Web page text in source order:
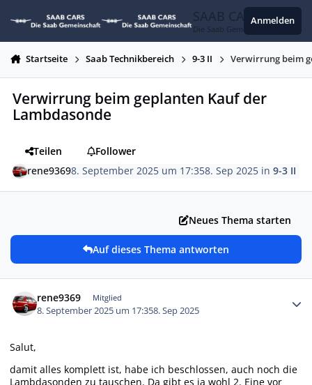
SAAB CARS
Die Saab Gemeinschaft
Anmelden
Startseite Saab Technikbereich 9-3 II Verwirrung beim
Verwirrung beim geplanten Kauf der
Lambdasonde
Teilen
Follower
rene93698. September 2025 um 17:358. Sep 2025 in9-3 II
Neues Thema starten
Auf dieses Thema antworten
rene9369 Mitglied
8. September 2025 um 17:358. Sep 2025
Salut,
damit alles komplett ist, habe ich beschlossen, auch noch die
Lambdasonden zu tauschen. Da gibt es ja wohl 2. Eine vor